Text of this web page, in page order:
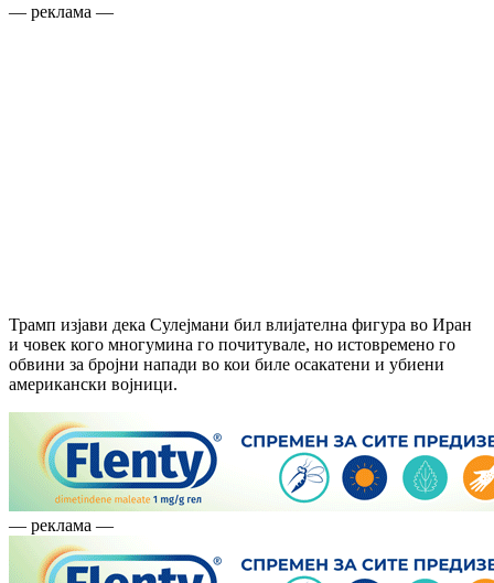
— реклама —
Трамп изјави дека Сулејмани бил влијателна фигура во Иран
и човек кого многумина го почитувале, но истовремено го
обвини за бројни напади во кои биле осакатени и убиени
американски војници.
— реклама —